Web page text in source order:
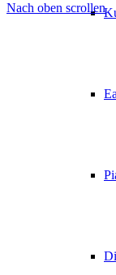
Nach oben scrollen